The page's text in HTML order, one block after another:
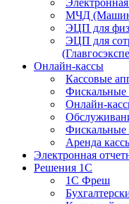
МЧД
ЭЦП для
ЭЦП для
Онлайн-кассы
Кассовые
Фискальные
Онлайн-
Фискальные
Аренда
Электронная
Решения 1С
1С Фреш